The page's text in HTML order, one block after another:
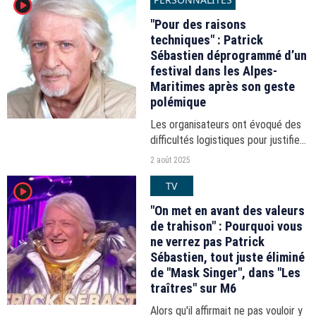
dans ses fiches.
player2
"Pour des raisons
techniques" : Patrick
Sébastien déprogrammé d’un
festival dans les Alpes-
Maritimes après son geste
polémique
Les organisateurs ont évoqué des
difficultés logistiques pour justifier
l'annulation de la venue de
2 août 2025
player2 TV
"On met en avant des valeurs
de trahison" : Pourquoi vous
ne verrez pas Patrick
Sébastien, tout juste éliminé
de "Mask Singer", dans "Les
traîtres" sur M6
Alors qu'il affirmait ne pas vouloir y